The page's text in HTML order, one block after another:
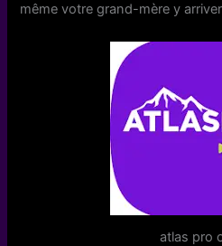
même votre grand-mère y
atlas pro